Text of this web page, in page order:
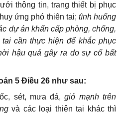
thông tin, trang thiết bị phục
ứng phó thiên tai; tình huống
dự án khẩn cấp phòng, chống,
cần thực hiện để khắc phục
hậu quả gây ra do sự cố bất
5 Điều 26 như sau:
sét, mưa đá,gió mạnh trên
và các loại thiên tai khácthì